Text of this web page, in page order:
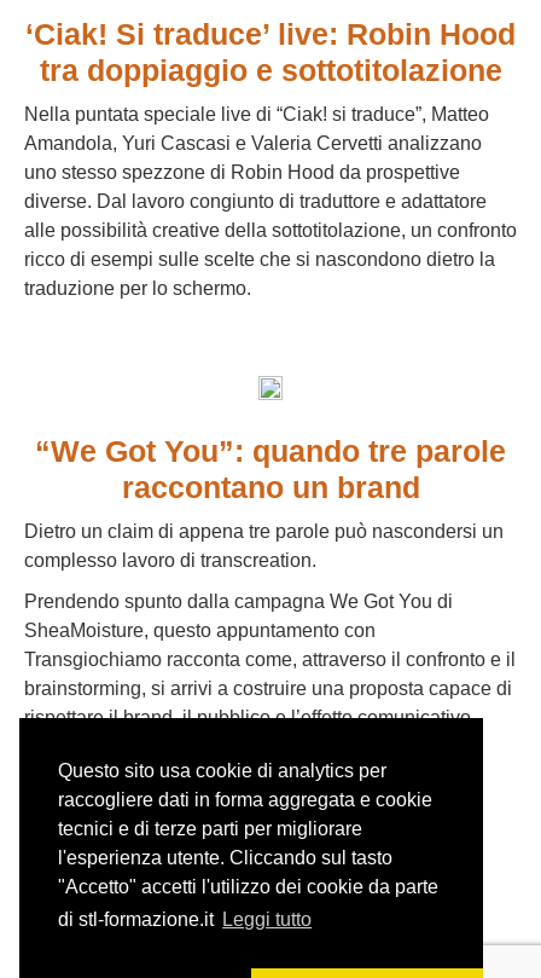
Questo sito usa cookie di analytics per
raccogliere dati in forma aggregata e cookie
tecnici e di terze parti per migliorare
l'esperienza utente. Cliccando sul tasto
"Accetto" accetti l'utilizzo dei cookie da parte
di stl-formazione.it Leggi tutto
‘Ciak! Si traduce’ live: Robin Hood
tra doppiaggio e sottotitolazione
Nella puntata speciale live di “Ciak! si traduce”, Matteo
Amandola, Yuri Cascasi e Valeria Cervetti analizzano
uno stesso spezzone di Robin Hood da prospettive
diverse. Dal lavoro congiunto di traduttore e adattatore
alle possibilità creative della sottotitolazione, un confronto
ricco di esempi sulle scelte che si nascondono dietro la
traduzione per lo schermo.
“We Got You”: quando tre parole
raccontano un brand
Dietro un claim di appena tre parole può nascondersi un
complesso lavoro di transcreation.
Prendendo spunto dalla campagna We Got You di
SheaMoisture, questo appuntamento con
Transgiochiamo racconta come, attraverso il confronto e il
brainstorming, si arrivi a costruire una proposta capace di
rispettare il brand, il pubblico e l’effetto comunicativo
Adattare una canzone: il caso